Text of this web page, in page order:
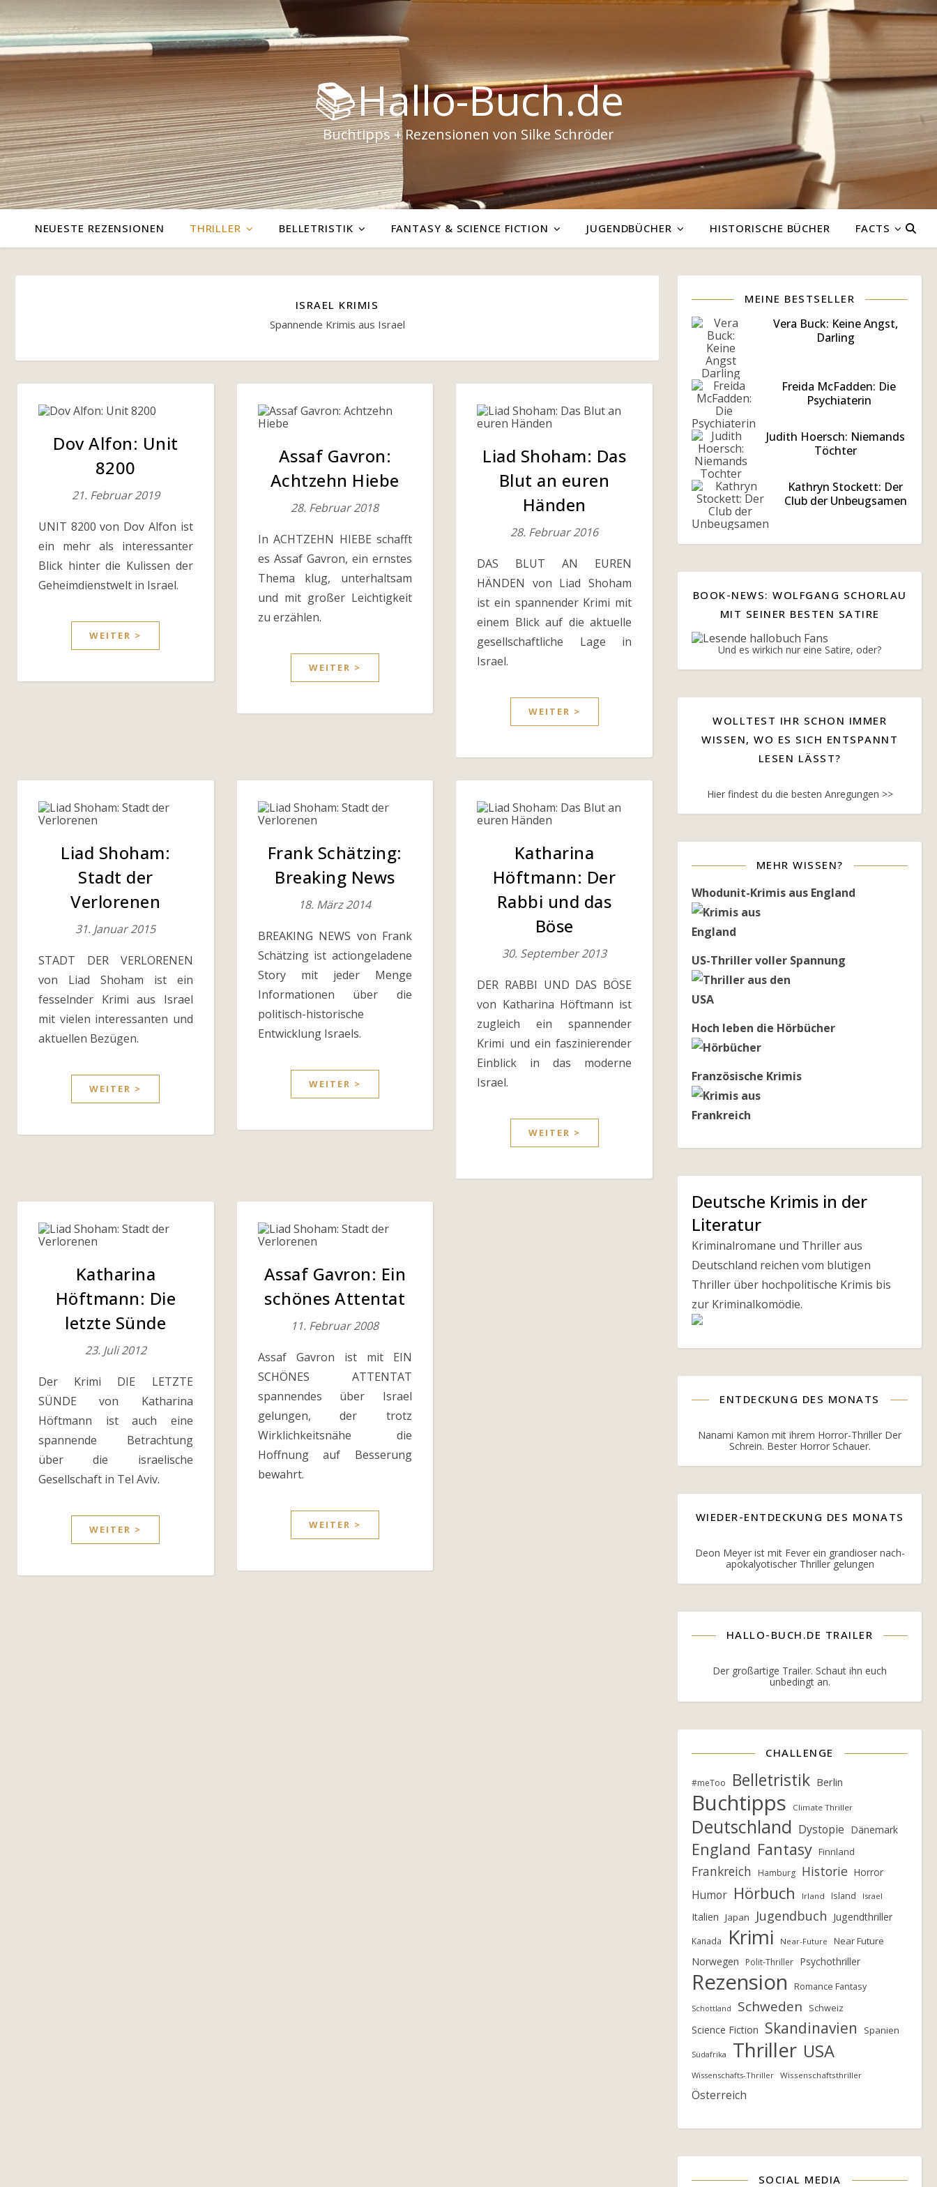
📚Hallo-Buch.de
Buchtipps + Rezensionen von Silke Schröder
NEUESTE REZENSIONEN THRILLER BELLETRISTIK FANTASY & SCIENCE FICTION JUGENDBÜCHER HISTORISCHE BÜCHER FACTS
ISRAEL KRIMIS
Spannende Krimis aus Israel
Dov Alfon: Unit
8200
21. Februar 2019
UNIT 8200 von Dov Alfon ist
ein mehr als interessanter
Blick hinter die Kulissen der
Geheimdienstwelt in Israel.
WEITER >
Assaf Gavron:
Achtzehn Hiebe
28. Februar 2018
In ACHTZEHN HIEBE schafft
es Assaf Gavron, ein ernstes
Thema klug, unterhaltsam
und mit großer Leichtigkeit
zu erzählen.
WEITER >
Liad Shoham: Das
Blut an euren
Händen
28. Februar 2016
DAS BLUT AN EUREN
HÄNDEN von Liad Shoham
ist ein spannender Krimi mit
einem Blick auf die aktuelle
gesellschaftliche Lage in
Israel.
WEITER >
Liad Shoham:
Stadt der
Verlorenen
31. Januar 2015
STADT DER VERLORENEN
von Liad Shoham ist ein
fesselnder Krimi aus Israel
mit vielen interessanten und
aktuellen Bezügen.
WEITER >
Frank Schätzing:
Breaking News
18. März 2014
BREAKING NEWS von Frank
Schätzing ist actiongeladene
Story mit jeder Menge
Informationen über die
politisch-historische
Entwicklung Israels.
WEITER >
Katharina
Höftmann: Der
Rabbi und das
Böse
30. September 2013
DER RABBI UND DAS BÖSE
von Katharina Höftmann ist
zugleich ein spannender
Krimi und ein faszinierender
Einblick in das moderne
Israel.
WEITER >
Katharina
Höftmann: Die
letzte Sünde
23. Juli 2012
Der Krimi DIE LETZTE
SÜNDE von Katharina
Höftmann ist auch eine
spannende Betrachtung
über die israelische
Gesellschaft in Tel Aviv.
WEITER >
Assaf Gavron: Ein
schönes Attentat
11. Februar 2008
Assaf Gavron ist mit EIN
SCHÖNES ATTENTAT
spannendes über Israel
gelungen, der trotz
Wirklichkeitsnähe die
Hoffnung auf Besserung
bewahrt.
WEITER >
MEINE BESTSELLER
Vera Buck: Keine Angst,
Darling
Freida McFadden: Die
Psychiaterin
Judith Hoersch: Niemands
Töchter
Kathryn Stockett: Der
Club der Unbeugsamen
BOOK-NEWS: WOLFGANG SCHORLAU
MIT SEINER BESTEN SATIRE
Und es wirkich nur eine Satire, oder?
WOLLTEST IHR SCHON IMMER
WISSEN, WO ES SICH ENTSPANNT
LESEN LÄSST?
Hier findest du die besten Anregungen >>
MEHR WISSEN?
Whodunit-Krimis aus England
US-Thriller voller Spannung
Hoch leben die Hörbücher
Französische Krimis
Deutsche Krimis in der
Literatur
Kriminalromane und Thriller aus
Deutschland reichen vom blutigen
Thriller über hochpolitische Krimis bis
zur Kriminalkomödie.
ENTDECKUNG DES MONATS
Nanami Kamon mit ihrem Horror-Thriller Der
Schrein. Bester Horror Schauer.
WIEDER-ENTDECKUNG DES MONATS
Deon Meyer ist mit Fever ein grandioser nach-
apokalyotischer Thriller gelungen
HALLO-BUCH.DE TRAILER
Der großartige Trailer. Schaut ihn euch
unbedingt an.
CHALLENGE
#meToo Belletristik Berlin
Buchtipps Climate Thriller
Deutschland Dystopie Dänemark
England Fantasy Finnland
Frankreich Hamburg Historie Horror
Humor Hörbuch Irland Island Israel
Italien Japan Jugendbuch Jugendthriller
Kanada Krimi Near-Future Near Future
Norwegen Polit-Thriller Psychothriller
Rezension Romance Fantasy
Schottland Schweden Schweiz
Science Fiction Skandinavien Spanien
Südafrika Thriller USA
Wissenschafts-Thriller Wissenschaftsthriller
Österreich
SOCIAL MEDIA